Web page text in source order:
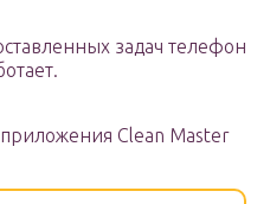
задач телефон
Clean Master